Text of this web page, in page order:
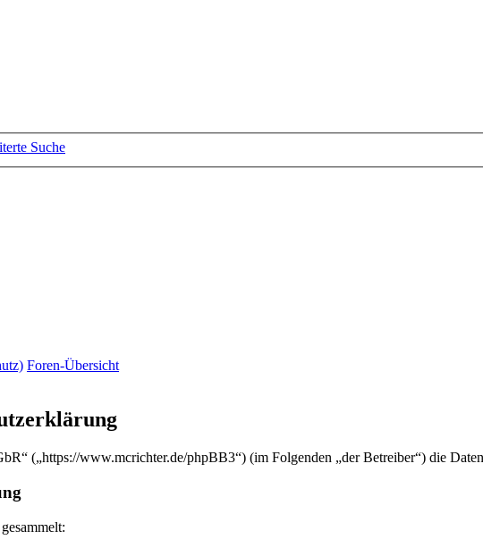
Suche
Foren-Übersicht
(„https://www.mcrichter.de/phpBB3“) (im Folgenden „der Betreiber“) die